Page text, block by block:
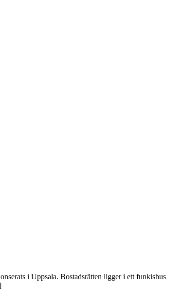
i Uppsala. Bostadsrätten ligger i ett funkishus